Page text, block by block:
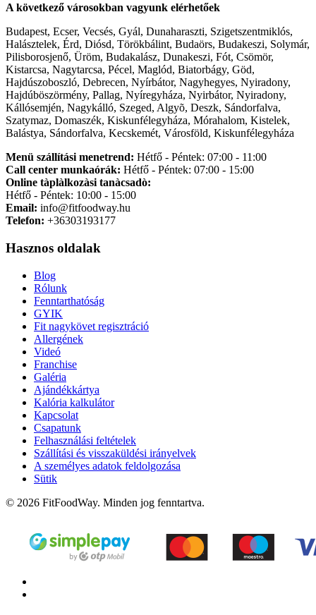
A következő városokban vagyunk elérhetőek
Budapest, Ecser, Vecsés, Gyál, Dunaharaszti, Szigetszentmiklós,
Halásztelek, Érd, Diósd, Törökbálint, Budaörs, Budakeszi, Solymár,
Pilisborosjenő, Üröm, Budakalász, Dunakeszi, Fót, Csömör,
Kistarcsa, Nagytarcsa, Pécel, Maglód, Biatorbágy, Göd,
Hajdúszoboszló, Debrecen, Nyírbátor, Nagyhegyes, Nyiradony,
Hajdúböszörmény, Pallag, Nyíregyháza, Nyirbátor, Nyiradony,
Kállósemjén, Nagykálló, Szeged, Algyõ, Deszk, Sándorfalva,
Szatymaz, Domaszék, Kiskunfélegyháza, Mórahalom, Kistelek,
Balástya, Sándorfalva, Kecskemét, Városföld, Kiskunfélegyháza
Menü szállítási menetrend: Hétfő - Péntek: 07:00 - 11:00
Call center munkaórák: Hétfő - Péntek: 07:00 - 15:00
Online tàplàlkozàsi tanàcsadò:
Hétfő - Péntek: 10:00 - 15:00
Email: info@fitfoodway.hu
Telefon: +36303193177
Hasznos oldalak
Blog
Rólunk
Fenntarthatóság
GYIK
Fit nagykövet regisztráció
Allergének
Videó
Franchise
Galéria
Ajándékkártya
Kalória kalkulátor
Kapcsolat
Csapatunk
Felhasználási feltételek
Szállítási és visszaküldési irányelvek
A személyes adatok feldolgozása
Sütik
© 2026 FitFoodWay. Minden jog fenntartva.